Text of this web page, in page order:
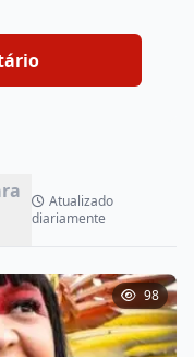
Atualizado
diariamente
98